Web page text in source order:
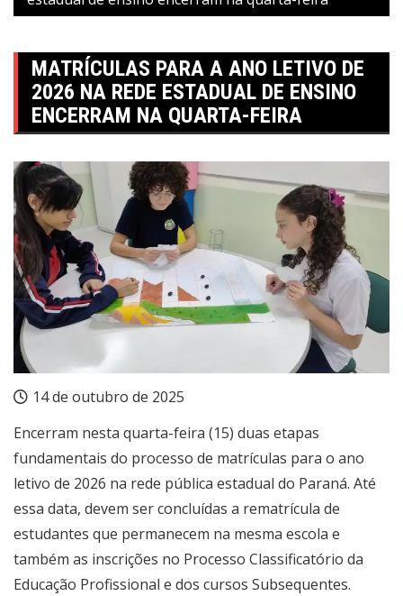
MATRÍCULAS PARA A ANO LETIVO DE
2026 NA REDE ESTADUAL DE ENSINO
ENCERRAM NA QUARTA-FEIRA
14 de outubro de 2025
Encerram nesta quarta-feira (15) duas etapas
fundamentais do processo de matrículas para o ano
letivo de 2026 na rede pública estadual do Paraná. Até
essa data, devem ser concluídas a rematrícula de
estudantes que permanecem na mesma escola e
também as inscrições no Processo Classificatório da
Educação Profissional e dos cursos Subsequentes.